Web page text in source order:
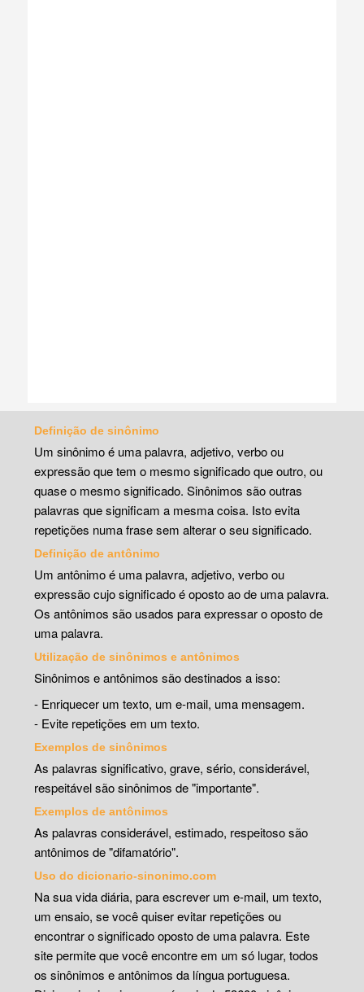
Definição de sinônimo
Um sinônimo é uma palavra, adjetivo, verbo ou
expressão que tem o mesmo significado que outro, ou
quase o mesmo significado. Sinônimos são outras
palavras que significam a mesma coisa. Isto evita
repetições numa frase sem alterar o seu significado.
Definição de antônimo
Um antônimo é uma palavra, adjetivo, verbo ou
expressão cujo significado é oposto ao de uma palavra.
Os antônimos são usados para expressar o oposto de
uma palavra.
Utilização de sinônimos e antônimos
Sinônimos e antônimos são destinados a isso:
- Enriquecer um texto, um e-mail, uma mensagem.
- Evite repetições em um texto.
Exemplos de sinônimos
As palavras significativo, grave, sério, considerável,
respeitável são sinônimos de "importante".
Exemplos de antônimos
As palavras considerável, estimado, respeitoso são
antônimos de "difamatório".
Uso do dicionario-sinonimo.com
Na sua vida diária, para escrever um e-mail, um texto,
um ensaio, se você quiser evitar repetições ou
encontrar o significado oposto de uma palavra. Este
site permite que você encontre em um só lugar, todos
os sinônimos e antônimos da língua portuguesa.